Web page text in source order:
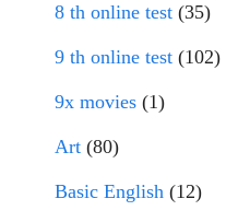
8 th online test (35)
9 th online test (102)
9x movies (1)
Art (80)
Basic English (12)